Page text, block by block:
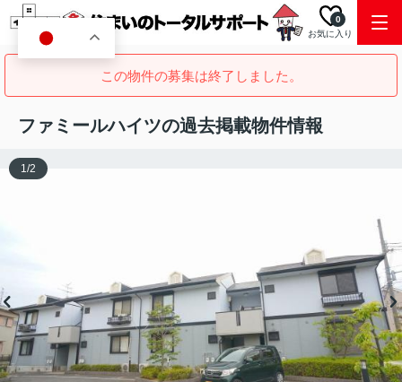
お気に入り
0
この物件の募集は終了しました。
ファミールハイツの過去掲載物件情報
1/2